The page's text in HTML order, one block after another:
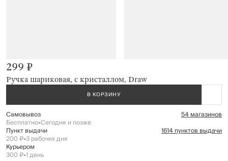
Ручка шариковая, с кристаллом, Draw
299 ₽
В КОРЗИНУ
Самовывоз 54 магазинов
Бесплатно•Сегодня и позже
Пункт выдачи 1614 пунктов выдачи
200 ₽•3 рабочих дня
Курьером
300 ₽•1 день